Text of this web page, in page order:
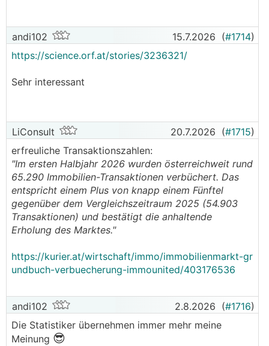
andi102 15.7.2026 (#1714)
https://science.orf.at/stories/3236321/
Sehr interessant
LiConsult 20.7.2026 (#1715)
erfreuliche Transaktionszahlen:
"Im ersten Halbjahr 2026 wurden österreichweit rund
65.290 Immobilien-Transaktionen verbüchert. Das
entspricht einem Plus von knapp einem Fünftel
gegenüber dem Vergleichszeitraum 2025 (54.903
Transaktionen) und bestätigt die anhaltende
Erholung des Marktes."
https://kurier.at/wirtschaft/immo/immobilienmarkt-gr
undbuch-verbuecherung-immounited/403176536
andi102 2.8.2026 (#1716)
Die Statistiker übernehmen immer mehr meine
Meinung 😎